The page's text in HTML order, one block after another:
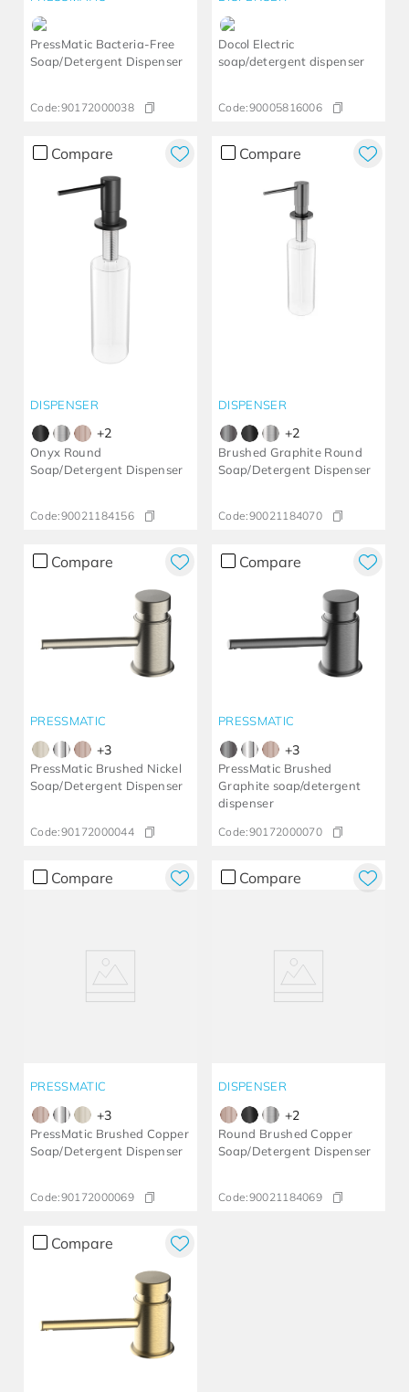
PressMatic Bacteria-Free
Soap/Detergent Dispenser
Code:90172000038
Docol Electric
soap/detergent dispenser
Code:90005816006
Compare
DISPENSER
+2
Onyx Round
Soap/Detergent Dispenser
Code:90021184156
Compare
DISPENSER
+2
Brushed Graphite Round
Soap/Detergent Dispenser
Code:90021184070
Compare
PRESSMATIC
+3
PressMatic Brushed Nickel
Soap/Detergent Dispenser
Code:90172000044
Compare
PRESSMATIC
+3
PressMatic Brushed
Graphite soap/detergent
dispenser
Code:90172000070
Compare
PRESSMATIC
+3
PressMatic Brushed Copper
Soap/Detergent Dispenser
Code:90172000069
Compare
DISPENSER
+2
Round Brushed Copper
Soap/Detergent Dispenser
Code:90021184069
Compare